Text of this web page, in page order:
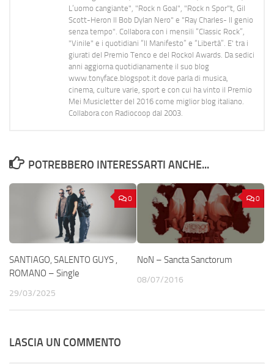
L’uomo cangiante", "Rock n Goal", "Rock n Spor"t, Gil
Scott-Heron Il Bob Dylan Nero" e "Ray Charles- Il genio
senza tempo". Collabora con i mensili “Classic Rock”,
"Vinile" e i quotidiani “Il Manifesto” e “Libertà”. E' tra i
giurati del Premio Tenco e del Rockol Awards. Da sedici
anni aggiorna quotidianamente il suo blog
www.tonyface.blogspot.it dove parla di musica,
cinema, culture varie, sport e con cui ha vinto il Premio
Mei Musicletter del 2016 come miglior blog italiano.
Collabora con Radiocoop dal 2003.
POTREBBERO INTERESSARTI ANCHE...
0
SANTIAGO, SALENTO GUYS ,
ROMANO – Single
29/03/2025
0
NoN – Sancta Sanctorum
08/07/2016
LASCIA UN COMMENTO